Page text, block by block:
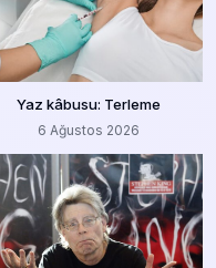
Yaz kâbusu: Terleme
6 Ağustos 2026